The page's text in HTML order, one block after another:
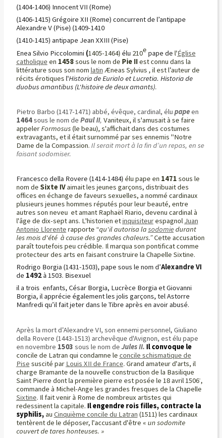
(1404-1406) Innocent VII (Rome)
(1406-1415) Grégoire XII (Rome) concurrent de l’antipape
Alexandre V (Pise) (1409-1410
(1410-1415) antipape Jean XXIII (Pise)
Enea Silvio Piccolomini (1405-1464) élu 210e pape de l'Église
catholique en 1458sous le nom de Pie IIest connu dans la
littérature sous son nom latin Æneas Sylvius , il est l’auteur de
récits érotiques l'Historia de Eurialo et Lucretia. Historia de
duobus amantibus (L'histoire de deux amants).
Pietro Barbo (1417-1471) abbé, évêque, cardinal, élu papeen
1464sous le nom de Paul II, Vaniteux, il s'amusait à se faire
appelerFormosus(le beau), s'affichait dans des costumes
extravagants, et il était surnommé par ses ennemis "Notre
Dame de la Compassion. Il serait mort à la fin d’un repas, en se
faisant sodomiser.
Francesco della Rovere (1414-1484) élu pape en 1471 sous le
nom de Sixte IVaimait les jeunes garçons, distribuait des
offices en échange de faveurs sexuelles, a nommé cardinaux
plusieurs jeunes hommes réputés pour leur beauté, entre
autres son neveu et amant Raphaël Riario, devenu cardinal à
l'âge de dix-sept ans. L'historien etinquisiteurespagnol Juan
Antonio Llorente rapporte “qu'il autorisa lasodomiedurant
les mois d'été à cause des grandes chaleurs.”Cette accusation
paraît toutefois peu crédible. Il marqua son pontificat comme
protecteur des arts en faisant construire la Chapelle Sixtine.
Rodrigo Borgia (1431-1503), pape sous le nom d’Alexandre VI
de 1492à 1503. Bisexuel
il a trois enfants, César Borgia, Lucrèce Borgia et Giovanni
Borgia, il apprécie également les jolis garçons, tel Astorre
Manfredi qu’il fait jeter dans le Tibre après en avoir abusé.
Après la mort d’Alexandre VI, son ennemi personnel, Giuliano
della Rovere (1443-1513) archevêque d'Avignon, est élu pape
en novembre 1503 sous le nom de Jules II. Il convoque le
concile de Latran qui condamne le concile schismatique de
Pise suscité par Louis XII de France. Grand amateur d'arts, il
charge Bramante de la nouvelle construction de la Basilique
Saint Pierre dont la première pierre est posée le 18 avril 1506.,
commande à Michel-Ange les grandes fresques de la Chapelle
Sixtine. Il fait venir à Rome de nombreux artistes qui
redessinent la capitale. Il engendre rois filles, contracte la
syphilis, au Cinquième concile du Latran (1511) les cardinaux
tentèrent de le déposer, l'accusant d'être « un sodomite
couvert de tares honteuses. »